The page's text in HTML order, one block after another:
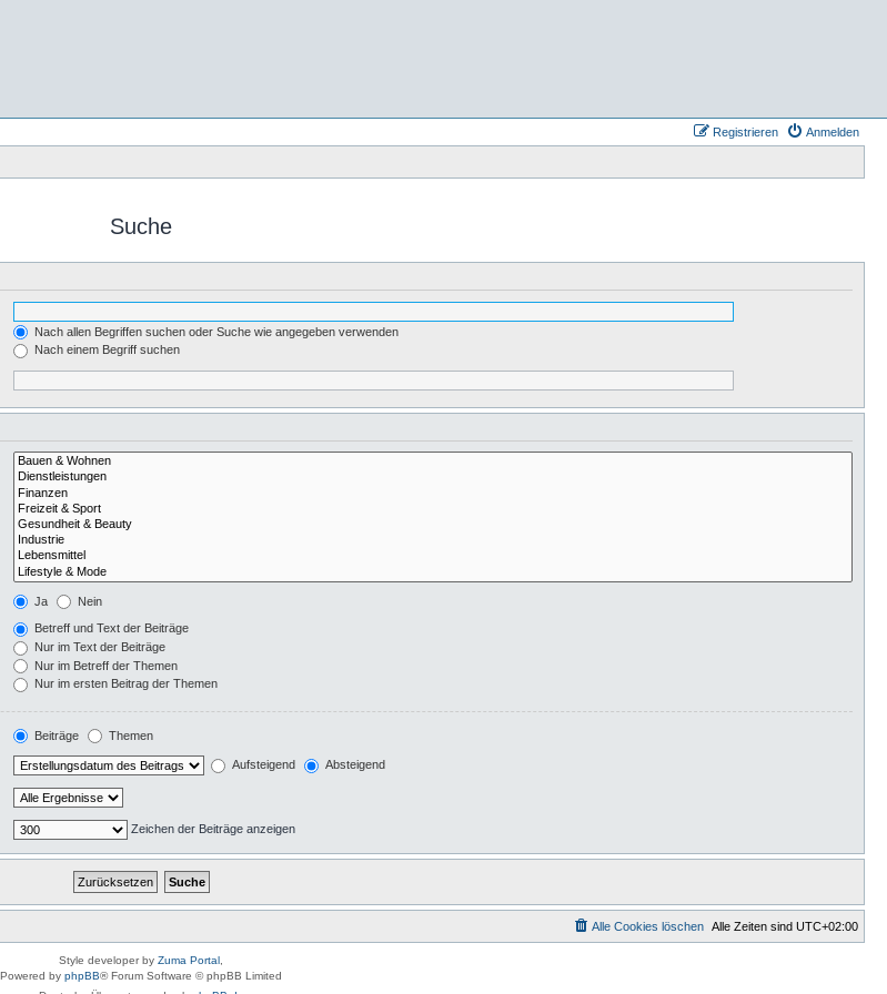
Anmelden
Registrieren
Suche
Nach allen Begriffen suchen oder Suche wie angegeben verwenden
Nach einem Begriff suchen
Ja Nein
Betreff und Text der Beiträge
Nur im Text der Beiträge
Nur im Betreff der Themen
Nur im ersten Beitrag der Themen
Beiträge Themen
Aufsteigend Absteigend
Zeichen der Beiträge anzeigen
Alle Zeiten sind UTC+02:00
Alle Cookies löschen
Style developer by Zuma Portal ,
Powered by phpBB® Forum Software © phpBB Limited